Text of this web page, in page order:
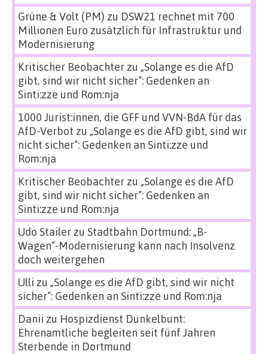
Grüne & Volt (PM) zu DSW21 rechnet mit 700
Millionen Euro zusätzlich für Infrastruktur und
Modernisierung
Kritischer Beobachterzu „Solange es die AfD
gibt, sind wir nicht sicher“: Gedenken an
Sinti:zze und Rom:nja
1000 Jurist:innen, die GFF und VVN-BdA für das
AfD-Verbot zu „Solange es die AfD gibt, sind wir
nicht sicher“: Gedenken an Sinti:zze und
Rom:nja
Kritischer Beobachterzu „Solange es die AfD
gibt, sind wir nicht sicher“: Gedenken an
Sinti:zze und Rom:nja
Udo Stailerzu Stadtbahn Dortmund: „B-
Wagen“-Modernisierung kann nach Insolvenz
doch weitergehen
Ulli zu „Solange es die AfD gibt, sind wir nicht
sicher“: Gedenken an Sinti:zze und Rom:nja
Danii zu Hospizdienst Dunkelbunt:
Ehrenamtliche begleiten seit fünf Jahren
Sterbende in Dortmund